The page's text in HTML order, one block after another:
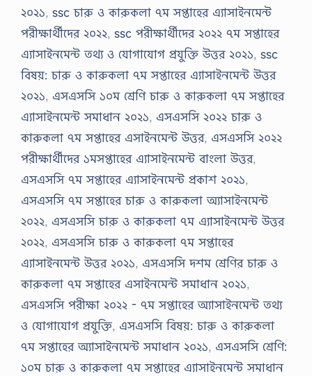
২০২১, ssc চারু ও কারুকলা ৭ম সপ্তাহের এ্যাসাইনমেন্ট
পরীক্ষার্থীদের ২০২২, ssc পরীক্ষার্থীদের ২০২২ ৭ম সপ্তাহের
এ্যাসাইনমেন্ট তথ্য ও যোগাযোগ প্রযুক্তি উত্তর ২০২১, ssc
বিষয়: চারু ও কারুকলা ৭ম সপ্তাহের এ্যাসাইনমেন্ট উত্তর
২০২১, এসএসসি ১০ম শ্রেণি চারু ও কারুকলা ৭ম সপ্তাহের
এ্যাসাইনমেন্ট সমাধান ২০২১, এসএসসি ২০২২ চারু ও
কারুকলা ৭ম সপ্তাহের এসাইনমেন্ট উত্তর, এসএসসি ২০২২
পরীক্ষার্থীদের ১মসপ্তাহের এ্যাসাইনমেন্ট বাংলা উত্তর,
এসএসসি ৭ম সপ্তাহের এ্যাসাইনমেন্ট প্রকাশ ২০২১,
এসএসসি ৭ম সপ্তাহের চারু ও কারুকলা অ্যাসাইনমেন্ট
২০২২, এসএসসি চারু ও কারুকলা ৭ম এ্যাসাইনমেন্ট উত্তর
২০২২, এসএসসি চারু ও কারুকলা ৭ম সপ্তাহের
এ্যাসাইনমেন্ট উত্তর ২০২১, এসএসসি দশম শ্রেণির চারু ও
কারুকলা ৭ম সপ্তাহের এসাইনমেন্ট সমাধান ২০২১,
এসএসসি পরীক্ষা ২০২২ - ৭ম সপ্তাহের অ্যাসাইনমেন্ট তথ্য
ও যোগাযোগ প্রযুক্তি, এসএসসি বিষয়: চারু ও কারুকলা
৭ম সপ্তাহের অ্যাসাইনমেন্ট সমাধান ২০২১, এসএসসি শ্রেণি:
১০ম চারু ও কারুকলা ৭ম সপ্তাহের এ্যাসাইনমেন্ট সমাধান